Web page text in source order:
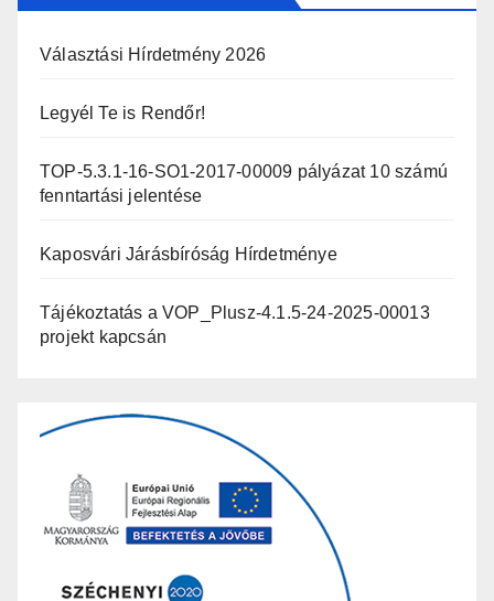
Választási Hírdetmény 2026
Legyél Te is Rendőr!
TOP-5.3.1-16-SO1-2017-00009 pályázat 10 számú
fenntartási jelentése
Kaposvári Járásbíróság Hírdetménye
Tájékoztatás a VOP_Plusz-4.1.5-24-2025-00013
projekt kapcsán